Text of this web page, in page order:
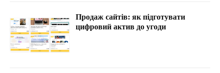
Продаж сайтів: як підготувати
цифровий актив до угоди